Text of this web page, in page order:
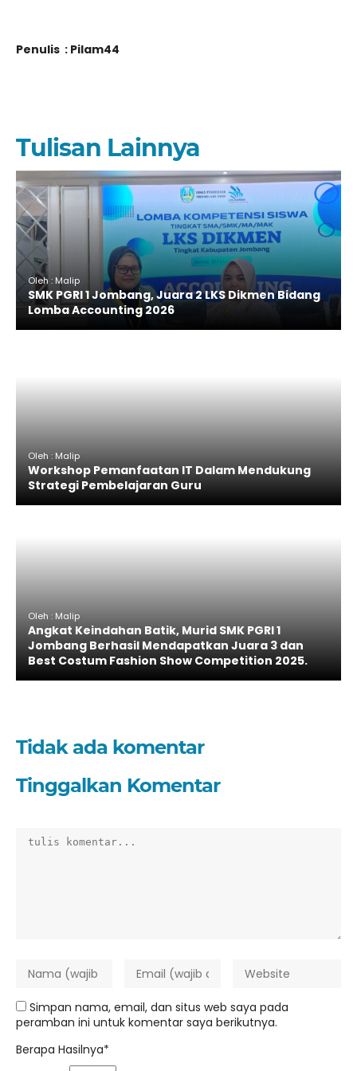
Penulis : Pilam44
Tulisan Lainnya
Oleh : Malip
SMK PGRI 1 Jombang, Juara 2 LKS Dikmen Bidang
Lomba Accounting 2026
Oleh : Malip
Workshop Pemanfaatan IT Dalam Mendukung
Strategi Pembelajaran Guru
Oleh : Malip
Angkat Keindahan Batik, Murid SMK PGRI 1
Jombang Berhasil Mendapatkan Juara 3 dan
Best Costum Fashion Show Competition 2025.
Tidak ada komentar
Tinggalkan Komentar
Simpan nama, email, dan situs web saya pada
peramban ini untuk komentar saya berikutnya.
Berapa Hasilnya*